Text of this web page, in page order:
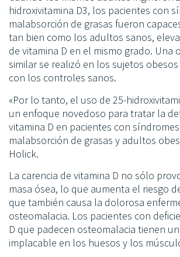
hidroxivitamina D3, los pacientes con
malabsorción de grasas fueron
tan bien como los adultos sanos,
de vitamina D en el mismo grado. Una
similar se realizó en los sujetos
con los controles sanos.
«Por lo tanto, el uso de 25-
un enfoque novedoso para tratar la
vitamina D en pacientes con
malabsorción de grasas y adultos
Holick.
La carencia de vitamina D no sólo
masa ósea, lo que aumenta el riesgo
que también causa la dolorosa
osteomalacia. Los pacientes con
D que padecen osteomalacia tienen
implacable en los huesos y los